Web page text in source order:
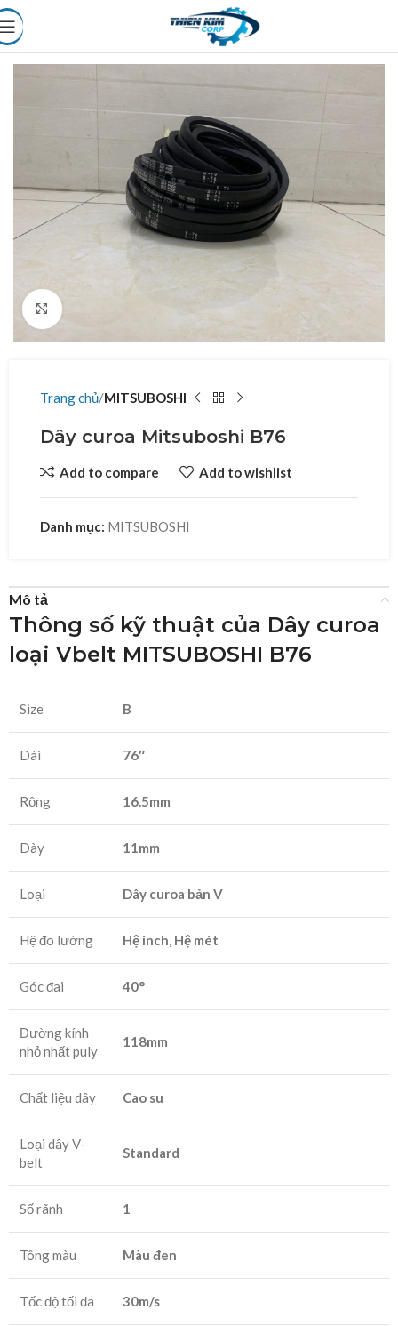
Click to enlarge
Trang chủ MITSUBOSHI
Dây curoa Mitsuboshi B76
Add to compare Add to wishlist
Danh mục: MITSUBOSHI
Mô tả
Thông số kỹ thuật của Dây curoa
loại Vbelt MITSUBOSHI B76
Size B
Dài 76″
Rộng 16.5mm
Dày 11mm
Loại Dây curoa bản V
Hệ đo lường Hệ inch, Hệ mét
Góc đai 40°
Đường kính
nhỏ nhất puly
118mm
Chất liệu dây Cao su
Loại dây V-
belt
Standard
Số rãnh 1
Tông màu Màu đen
Tốc độ tối đa 30m/s